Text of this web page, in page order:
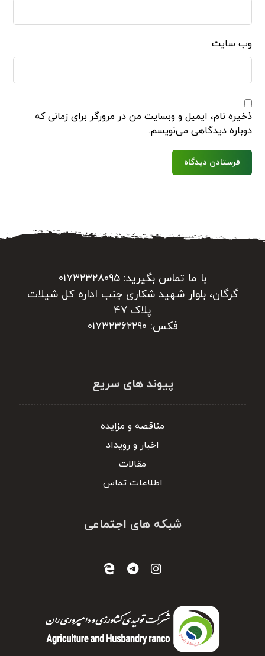
وب‌ سایت
ذخیره نام، ایمیل و وبسایت من در مرورگر برای زمانی که
دوباره دیدگاهی می‌نویسم.
فرستادن دیدگاه
با ما تماس بگیرید: ۰۱۷۳۲۳۲۸۰۹۵
گرگان، بلوار شهید شکاری جنب اداره کل شیلات
پلاک ۴۷
فکس: ۰۱۷۳۲۳۶۲۲۹۰
پیوند های سریع
مناقصه و مزایده
اخبار و رویداد
مقالات
اطلاعات تماس
شبکه های اجتماعی